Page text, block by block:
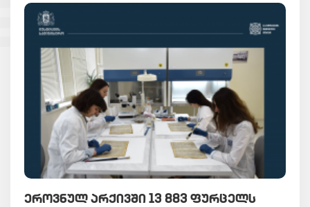
ᲔᲠᲝᲕᲜᲣᲚ ᲐᲠᲥᲘᲕᲨᲘ 13 883 ᲤᲣᲠᲪᲔᲚᲡ